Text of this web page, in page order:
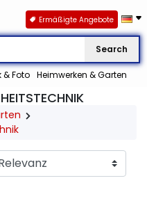
Search
& Foto Heimwerken & Garten
Ermäßigte Angebote